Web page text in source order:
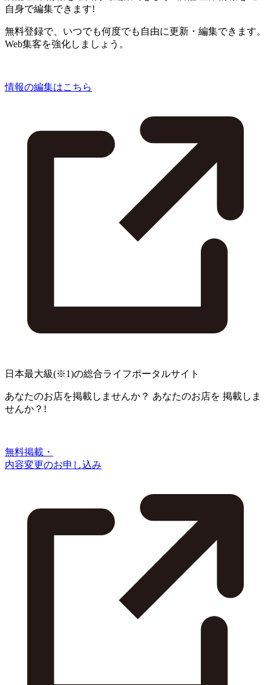
自身で編集できます!
無料登録で、いつでも何度でも自由に更新・編集できます。
Web集客を強化しましょう。
情報の編集はこちら
日本最大級(※1)の総合ライフポータルサイト
あなたのお店を掲載しませんか？ あなたのお店を 掲載しま
せんか？!
無料掲載・
内容変更のお申し込み